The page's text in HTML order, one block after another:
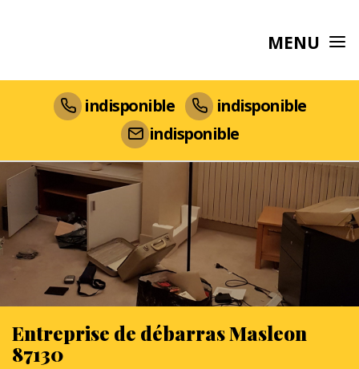
MENU
indisponible
indisponible
indisponible
Entreprise de débarras Masleon
87130